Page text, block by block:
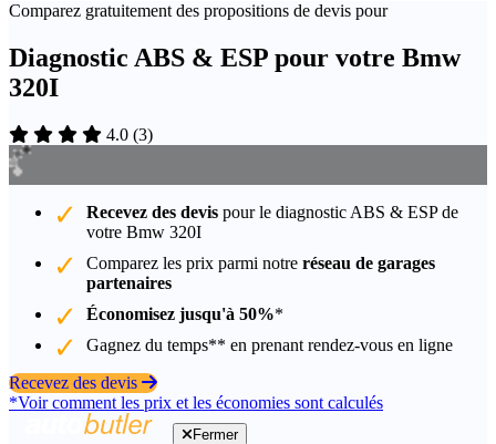
Comparez gratuitement des propositions de devis pour
Diagnostic ABS & ESP pour votre Bmw
320I
4.0 (3)
Recevez des devis pour le diagnostic ABS & ESP de
votre Bmw 320I
Comparez les prix parmi notre réseau de garages
partenaires
Économisez jusqu'à 50%*
Gagnez du temps** en prenant rendez-vous en ligne
Recevez des devis
*Voir comment les prix et les économies sont calculés
Fermer